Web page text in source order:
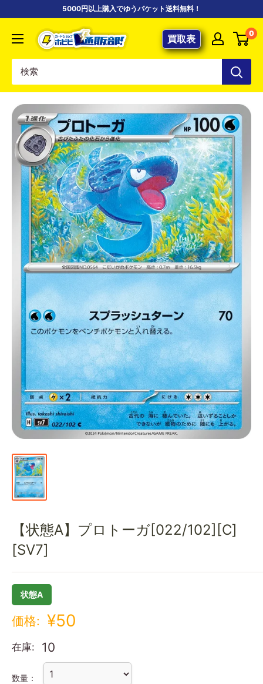
5000円以上購入でゆうパケット送料無料！
【ポ
ケ
専
門
カ
ー
ド
シ
ョ
ッ
プ
ホ
ビ
ビ
通
販
部
買取表 0
【状態A】プロトーガ[022/102][C]
[SV7]
状態A
価格: ¥50
在庫: 10
数量：